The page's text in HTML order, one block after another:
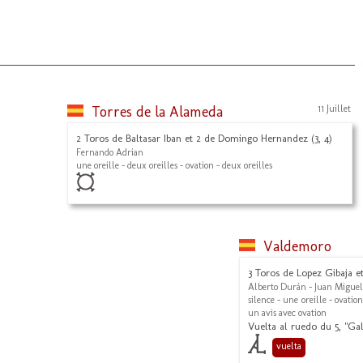
Torres de la Alameda 11 Juillet
2 Toros de Baltasar Iban et 2 de Domingo Hernandez (3, 4)
Fernando Adrian
une oreille - deux oreilles - ovation - deux oreilles
Valdemoro
3 Toros de Lopez Gibaja
Alberto Durán - Juan
silence - une oreille -
un avis avec ovation
Vuelta al ruedo du 5,
vuelta